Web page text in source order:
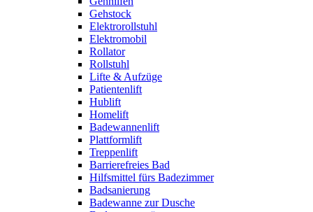
Gehstock
Elektrorollstuhl
Elektromobil
Rollator
Rollstuhl
Lifte & Aufzüge
Patientenlift
Hublift
Homelift
Badewannenlift
Plattformlift
Treppenlift
Barrierefreies Bad
Hilfsmittel fürs Badezimmer
Badsanierung
Badewanne zur Dusche